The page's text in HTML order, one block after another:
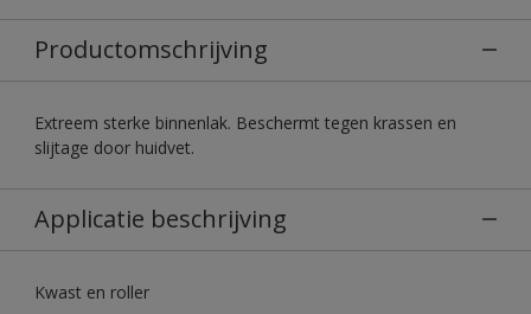
Productomschrijving
Extreem sterke binnenlak. Beschermt tegen krassen en
slijtage door huidvet.
Applicatie beschrijving
Kwast en roller